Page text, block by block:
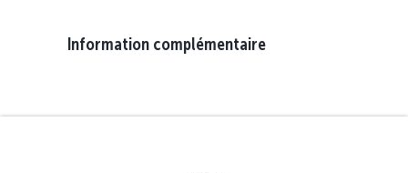
Information complémentaire